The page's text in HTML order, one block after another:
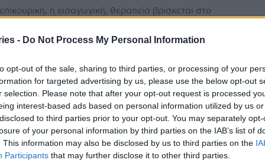
- Do Not Process My Personal Information
opt-out of the sale, sharing to third parties, or processing of your
for targeted advertising by us, please use the below opt-out
selection. Please note that after your opt-out request is processed
interest-based ads based on personal information utilized by us
to third parties prior to your opt-out. You may separately
of your personal information by third parties on the IAB’s list of
This information may also be disclosed by us to third parties on the
Participants that may further disclose it to other third parties.
ή εισαγωγική, θεραπεία βρίσκεται στο
στον...
ανέβηκε 100 θέσεις στην
κατάταξη των Πανεπιστημίων –
πίνακας για τα ελληνικά ΑΕΙ
- 27 Ιανουαρίου 2026
ανέβηκε κατά 100 θέσεις στην παγκόσμια κατάταξη
σύμφωνα με τα στοιχεία που δημοσίευσε
Times Higher Education του Elsevier,...